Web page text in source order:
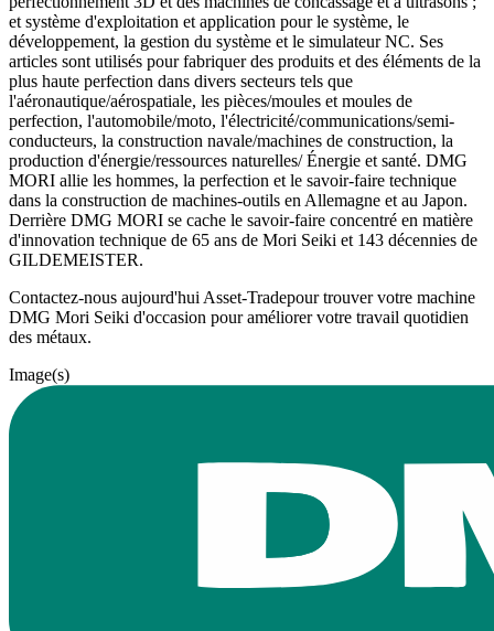
et système d'exploitation et application pour le système, le
développement, la gestion du système et le simulateur NC. Ses
articles sont utilisés pour fabriquer des produits et des éléments de la
plus haute perfection dans divers secteurs tels que
l'aéronautique/aérospatiale, les pièces/moules et moules de
perfection, l'automobile/moto, l'électricité/communications/semi-
conducteurs, la construction navale/machines de construction, la
production d'énergie/ressources naturelles/ Énergie et santé. DMG
MORI allie les hommes, la perfection et le savoir-faire technique
dans la construction de machines-outils en Allemagne et au Japon.
Derrière DMG MORI se cache le savoir-faire concentré en matière
d'innovation technique de 65 ans de Mori Seiki et 143 décennies de
GILDEMEISTER.
Contactez-nous aujourd'hui Asset-Tradepour trouver votre machine
DMG Mori Seiki d'occasion pour améliorer votre travail quotidien
des métaux.
Image(s)